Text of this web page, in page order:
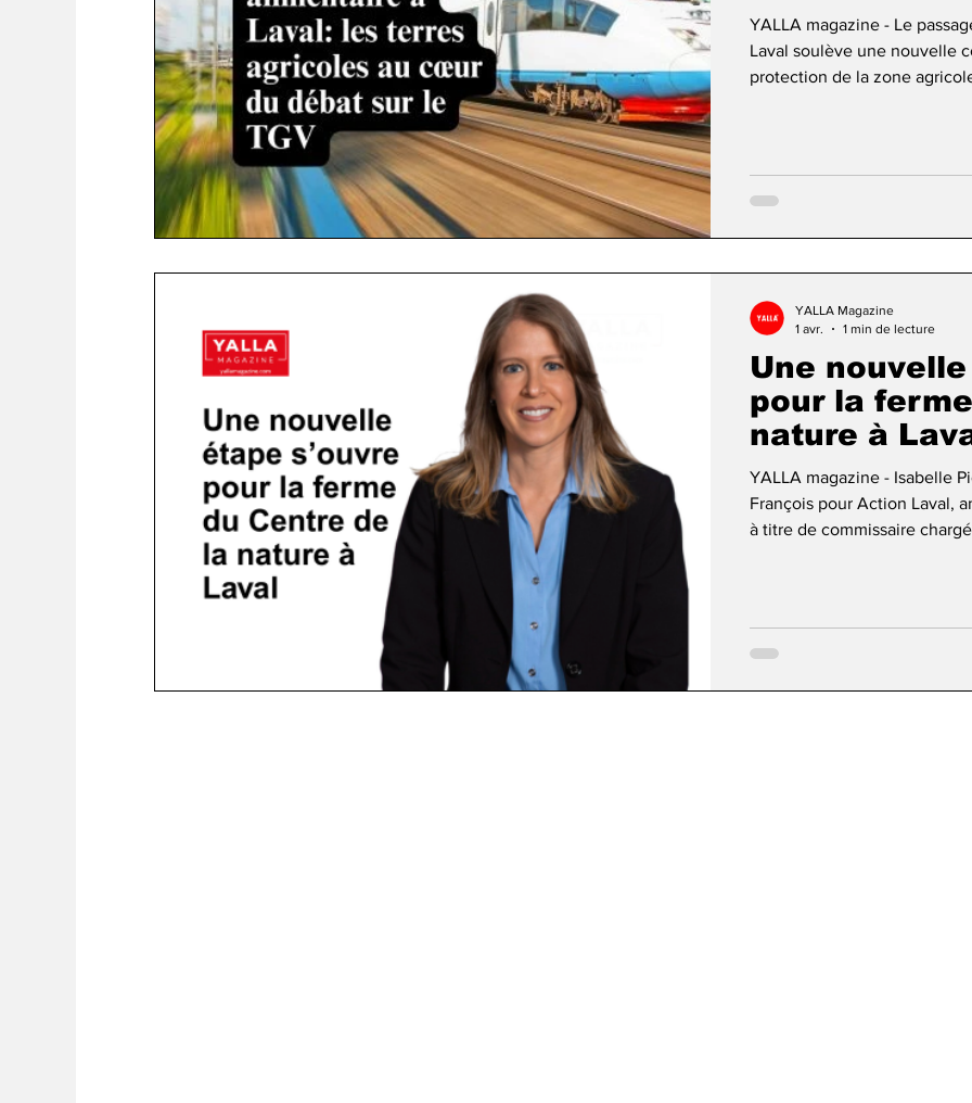
YALLA magazine - Le
Laval soulève une nouvelle
protection de la zone
visant à protéger l’intégrité
Selon l’opposition, les a
Une
pour la
nature à
YALLA magazine - Isabelle Piché, conseillère municipale de Saint-
François pour Action Laval,
à titre de commissaire
les différentes options
où la protection de
YALLA Magazine
1 avr.
1 min de lecture